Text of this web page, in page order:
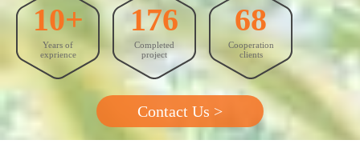
GEO优化
抖音代运营
外贸建站营销
10+
Years of
exprience
176
Completed
project
68
Cooperation
clients
Contact Us >